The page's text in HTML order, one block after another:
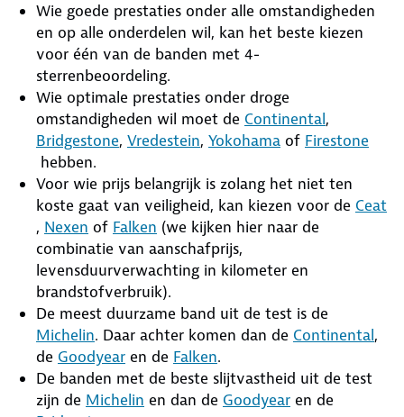
Wie goede prestaties onder alle omstandigheden
en op alle onderdelen wil, kan het beste kiezen
voor één van de banden met 4-
sterrenbeoordeling.
Wie optimale prestaties onder droge
omstandigheden wil moet de Continental,
Bridgestone, Vredestein, Yokohama of Firestone
hebben.
Voor wie prijs belangrijk is zolang het niet ten
koste gaat van veiligheid, kan kiezen voor de Ceat
, Nexen of Falken (we kijken hier naar de
combinatie van aanschafprijs,
levensduurverwachting in kilometer en
brandstofverbruik).
De meest duurzame band uit de test is de
Michelin. Daar achter komen dan de Continental,
de Goodyear en de Falken.
De banden met de beste slijtvastheid uit de test
zijn de Michelin en dan de Goodyear en de